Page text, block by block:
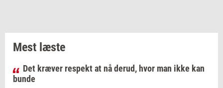
Mest læste
Det kræver respekt at nå derud, hvor man ikke kan
bunde